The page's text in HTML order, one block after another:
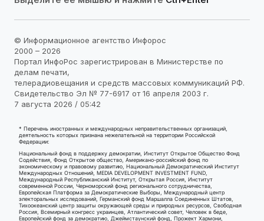
© Информационное агентство Инфорос
2000 – 2026
Портал ИнфоРос зарегистрирован в Министерстве по
делам печати,
телерадиовещания и средств массовых коммуникаций РФ.
Свидетельство Эл № 77-6917 от 16 апреля 2003 г.
7 августа 2026 / 05:42